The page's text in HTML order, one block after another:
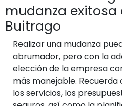
mudanza exitosa
Buitrago
Realizar una mudanza
abrumador, pero con la
elección de la empresa
más manejable.
los servicios, los